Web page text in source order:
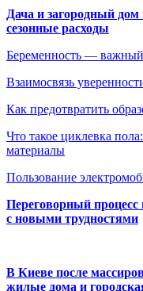
Дача и загородный
сезонные расходы
Беременность —
Взаимосвязь
Как предотвратить
Что такое циклевка
материалы
Пользование
Переговорный
с новыми трудностями
В Киеве после
жилые дома и